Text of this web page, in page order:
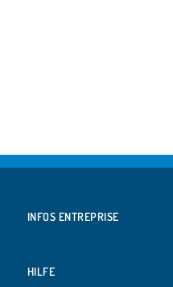
INFOS ENTREPRISE
HILFE